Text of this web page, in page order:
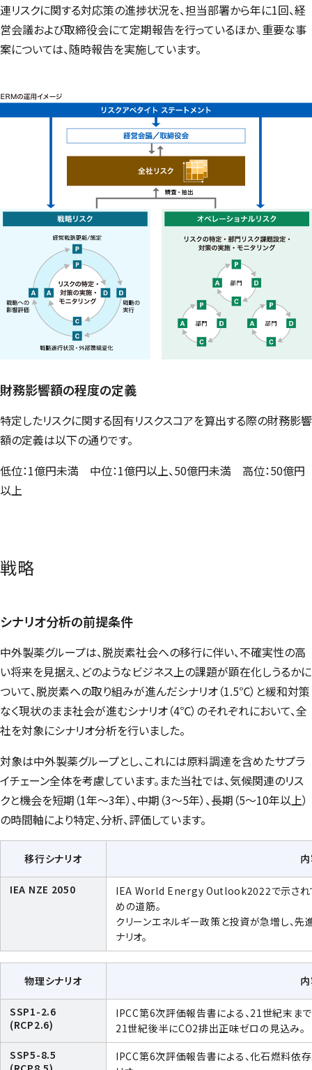
連リスクに関する対応策の進捗状況を、担当部署から年に1回、経
営会議および取締役会にて定期報告を行っているほか、重要な事
案については、随時報告を実施しています。
財務影響額の程度の定義
特定したリスクに関する固有リスクスコアを算出する際の財務影響
額の定義は以下の通りです。
低位：1億円未満 中位：1億円以上、50億円未満 高位：50億円
以上
戦略
シナリオ分析の前提条件
中外製薬グループは、脱炭素社会への移行に伴い、不確実性の高
い将来を見据え、どのようなビジネス上の課題が顕在化しうるかに
ついて、脱炭素への取り組みが進んだシナリオ（1.5℃）と緩和対策
なく現状のまま社会が進むシナリオ（4℃）のそれぞれにおいて、全
社を対象にシナリオ分析を行いました。
対象は中外製薬グループとし、これには原料調達を含めたサプラ
イチェーン全体を考慮しています。また当社では、気候関連のリス
クと機会を短期（1年～3年）、中期（3～5年）、長期（5～10年以上）
の時間軸により特定、分析、評価しています。
移行シナリオ
IEA NZE 2050 IEA World Energy Outlook2022で示さ
めの道筋。
クリーンエネルギー政策と投資が急増し、
ナリオ。
物理シナリオ
SSP1-2.6
(RCP2.6)
IPCC第6次評価報告書による、21世紀末ま
21世紀後半にCO2排出正味ゼロの見込み。
SSP5-8.5
IPCC第6次評価報告書による、化石燃料依